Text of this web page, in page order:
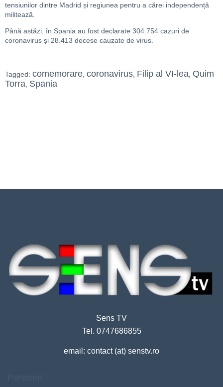
tensiunilor dintre Madrid și regiunea pentru a cărei independență
militează.
Până astăzi, în Spania au fost declarate 304.754 cazuri de
coronavirus și 28.413 decese cauzate de virus.
Tagged: comemorare coronavirus Filip al VI-lea Quim
Torra Spania
Sens TV
Tel. 0747686855
email: contact (at) senstv.ro